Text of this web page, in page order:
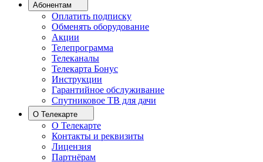
Абонентам
Оплатить подписку
Обменять оборудование
Акции
Телепрограмма
Телеканалы
Телекарта Бонус
Инструкции
Гарантийное обслуживание
Спутниковое ТВ для дачи
О Телекарте
О Телекарте
Контакты и реквизиты
Лицензия
Партнёрам